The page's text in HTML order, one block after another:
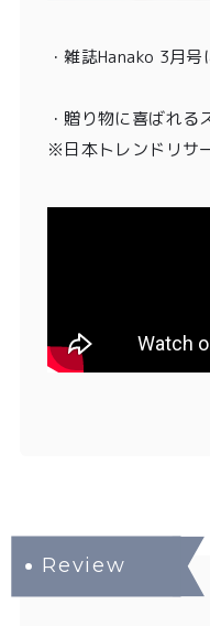
・雑誌Hanako 3月号
・贈り物に喜ばれる
※日本トレンドリサ